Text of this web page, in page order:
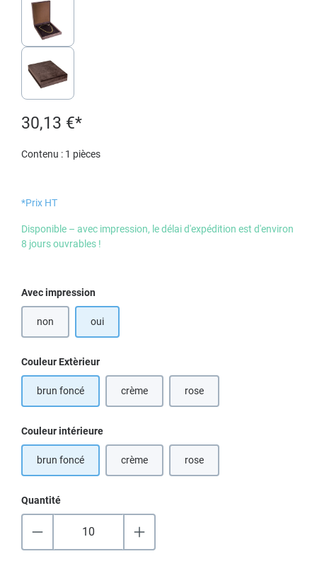
30,13 €*
Contenu : 1 pièces
*Prix HT
Disponible – avec impression, le délai d'expédition est d'environ
8 jours ouvrables !
Sélectionnez
Avec impression
non oui
Sélectionnez
Couleur Extèrieur
brun foncé crème(Cette option n'est pas disponible pour le
rose(Cette option n'est pas
Sélectionnez
Couleur intérieure
brun foncé crème(Cette option n'est pas disponible pour le
rose(Cette option n'est pas
Quantité